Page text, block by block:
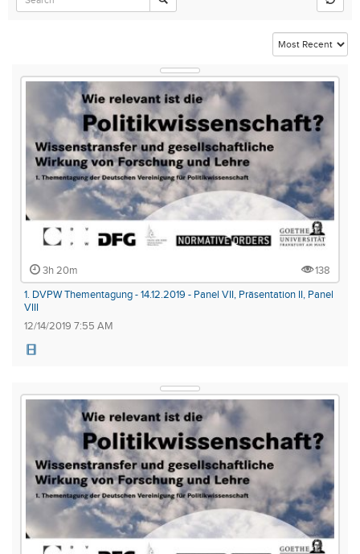
3h 20m
138
1. DVPW Thementagung - 14.12.2019 - Panel VII, Präsentation II, Panel
VIII
12/14/2019 7:55 AM